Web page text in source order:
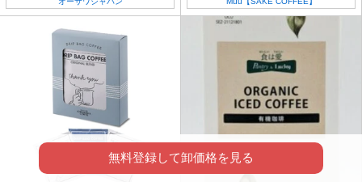
無料登録して卸価格を見る